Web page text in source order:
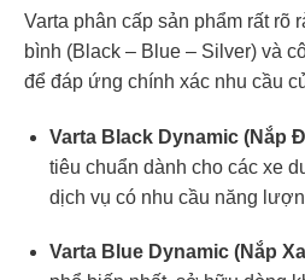
Varta phân cấp sản phẩm rất rõ
bình (Black – Blue – Silver) và
để đáp ứng chính xác nhu cầu
Varta Black Dynamic (Nắp
tiêu chuẩn dành cho các xe
dịch vụ có nhu cầu năng
Varta Blue Dynamic (Nắp